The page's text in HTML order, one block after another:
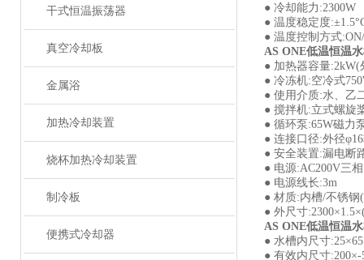
干式恒温振荡器
真空冷却板
金属浴
加热冷却装置
烧杯加热冷却装置
制冷板
便携式冷却器
● 冷却能力:2300W
● 温度稳定度
● 温度控制方式
AS ONE低温恒温
● 加热器容量:2kW(
● 冷冻机:空冷式
● 使用介质:水、乙
● 搅拌机:立式螺旋
● 循环泵:65W磁力
● 连接口径:外径
● 安全装置:漏电断
● 电源:AC200V三
● 电源线长:3m
● 材质:内槽/不锈钢
● 外尺寸
AS ONE低温恒温
● 水槽内尺寸
● 有效内尺寸:200×-